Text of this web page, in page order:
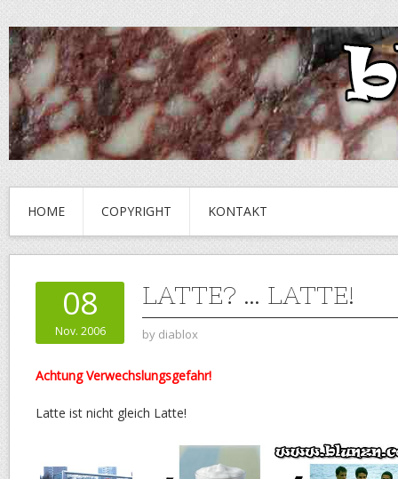
HOME COPYRIGHT KONTAKT
08
Nov. 2006
LATTE? … LATTE!
by diablox
Achtung Verwechslungsgefahr!
Latte ist nicht gleich Latte!